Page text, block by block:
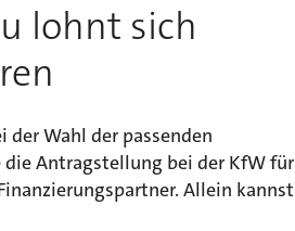
lohnt sich
der Wahl der passenden
Antragstellung bei der KfW für
Allein kannst